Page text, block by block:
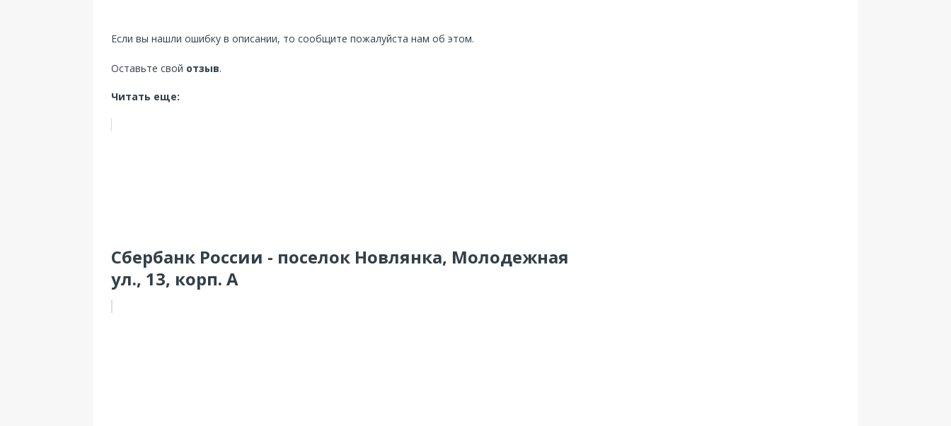
Если вы нашли ошибку в описании, то сообщите пожалуйста нам об этом.
Оставьте свой отзыв.
Читать еще:
Сбербанк России - поселок Новлянка, Молодежная
ул., 13, корп. А